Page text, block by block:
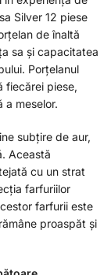
Silver 12 piese
de înaltă
sa și capacitatea
Porțelanul
fiecărei piese,
meselor.
subțire de aur,
Această
cu un strat
farfuriilor
farfurii este
proaspăt și